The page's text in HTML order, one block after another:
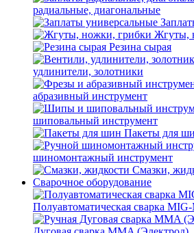
радиальные, диагональные
Жгуты,
Резина сырая
удлинители, золотники
абразивный инструмент
шиповальный инструмент
Пакеты для
шиномонтажный инструмент
Смазки,
Сварочное оборудование
Полуавтоматическая сварка